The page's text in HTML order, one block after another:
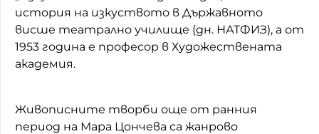
история на изкуството в Държавното
висше театрално училище (дн. НАТФИЗ), а от
1953 година е професор в Художествената
академия.
Живописните творби още от ранния
период на Мара Цончева са жанрово